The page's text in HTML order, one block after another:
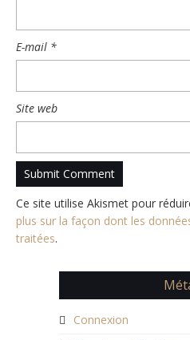
E-mail *
Site web
Ce site utilise Akismet pour
plus sur la façon dont les
traitées.
Connexion